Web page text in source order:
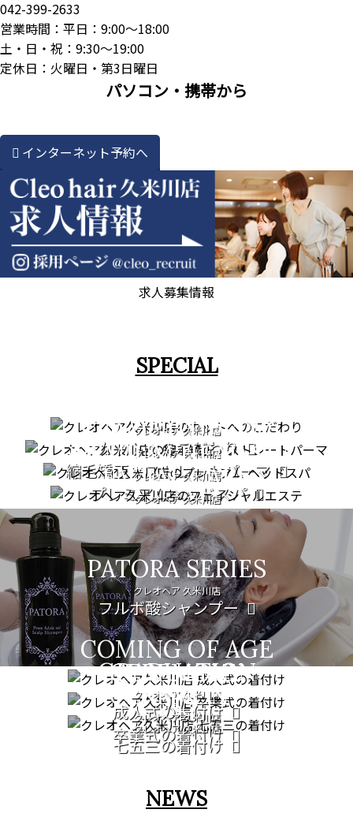
042-399-2633
営業時間：平日：9:00～18:00
土・日・祝：9:30～19:00
定休日：火曜日・第3日曜日
パソコン・携帯から
インターネット予約へ
求人募集情報
SPECIAL
クレオヘア 久米川店
カットへのこだわり
STRAIGHT PERM
クレオヘア 久米川店
縮毛矯正・ストレートパーマ
PREMIUM HEAD SPA
クレオヘア 久米川店
プレミアムヘッドスパ
FACIAL CARE
クレオヘア 久米川店
フェイシャルエステ
PATORA SERIES
クレオヘア 久米川店
フルボ酸シャンプー
COMING OF AGE
CEREMONY
クレオヘア 久米川店
成人式の着付け
GRADUATION
CEREMONY
クレオヘア 久米川店
卒業式の着付け
753
クレオヘア 久米川店
七五三の着付け
NEWS